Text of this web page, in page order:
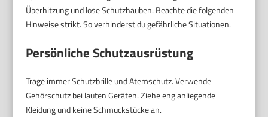
Überhitzung und lose Schutzhauben. Beachte die folgenden
Hinweise strikt. So verhinderst du gefährliche Situationen.
Persönliche Schutzausrüstung
Trage immer Schutzbrille und Atemschutz. Verwende
Gehörschutz bei lauten Geräten. Ziehe eng anliegende
Kleidung und keine Schmuckstücke an.